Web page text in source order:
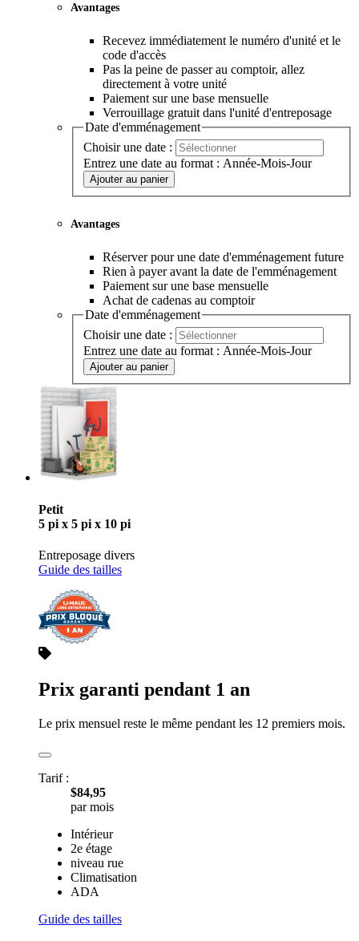
Avantages
Recevez immédiatement le numéro d'unité et le
code d'accès
Pas la peine de passer au comptoir, allez
directement à votre unité
Paiement sur une base mensuelle
Verrouillage gratuit dans l'unité d'entreposage
Date d'emménagement
Choisir une date :
Entrez une date au format : Année-Mois-Jour
Ajouter au panier
Avantages
Réserver pour une date d'emménagement future
Rien à payer avant la date de l'emménagement
Paiement sur une base mensuelle
Achat de cadenas au comptoir
Date d'emménagement
Choisir une date :
Entrez une date au format : Année-Mois-Jour
Ajouter au panier
Petit
5 pi x 5 pi x 10 pi
Entreposage divers
Guide des tailles
Prix garanti pendant 1 an
Le prix mensuel reste le même pendant les 12 premiers mois.
Tarif :
$84,95
par mois
Intérieur
2e étage
niveau rue
Climatisation
ADA
Guide des tailles